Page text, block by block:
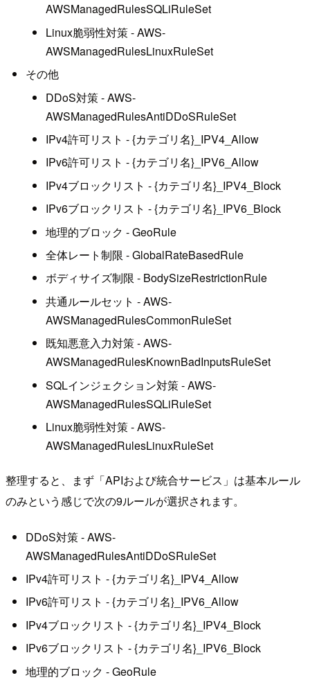
AWSManagedRulesSQLiRuleSet
Linux脆弱性対策 - AWS-
AWSManagedRulesLinuxRuleSet
その他
DDoS対策 - AWS-
AWSManagedRulesAntiDDoSRuleSet
IPv4許可リスト - {カテゴリ名}_IPV4_Allow
IPv6許可リスト - {カテゴリ名}_IPV6_Allow
IPv4ブロックリスト - {カテゴリ名}_IPV4_Block
IPv6ブロックリスト - {カテゴリ名}_IPV6_Block
地理的ブロック - GeoRule
全体レート制限 - GlobalRateBasedRule
ボディサイズ制限 - BodySizeRestrictionRule
共通ルールセット - AWS-
AWSManagedRulesCommonRuleSet
既知悪意入力対策 - AWS-
AWSManagedRulesKnownBadInputsRuleSet
SQLインジェクション対策 - AWS-
AWSManagedRulesSQLiRuleSet
Linux脆弱性対策 - AWS-
AWSManagedRulesLinuxRuleSet
整理すると、まず「APIおよび統合サービス」は基本ルール
のみという感じで次の9ルールが選択されます。
DDoS対策 - AWS-
AWSManagedRulesAntiDDoSRuleSet
IPv4許可リスト - {カテゴリ名}_IPV4_Allow
IPv6許可リスト - {カテゴリ名}_IPV6_Allow
IPv4ブロックリスト - {カテゴリ名}_IPV4_Block
IPv6ブロックリスト - {カテゴリ名}_IPV6_Block
地理的ブロック - GeoRule